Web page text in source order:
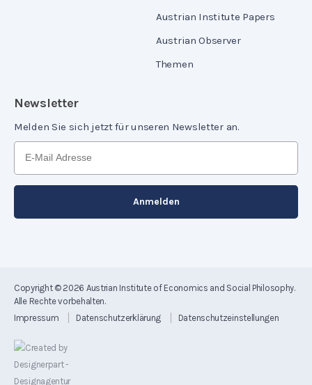
Austrian Institute Papers
Austrian Observer
Themen
Newsletter
Melden Sie sich jetzt für unseren Newsletter an.
Copyright © 2026 Austrian Institute of Economics and Social Philosophy.
Alle Rechte vorbehalten.
Impressum
Datenschutzerklärung Datenschutzeinstellungen